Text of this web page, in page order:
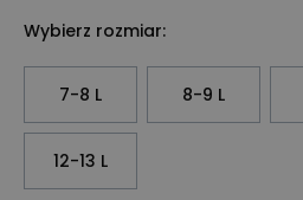
Wybierz rozmiar:
7-8 L 8-9 L
12-13 L